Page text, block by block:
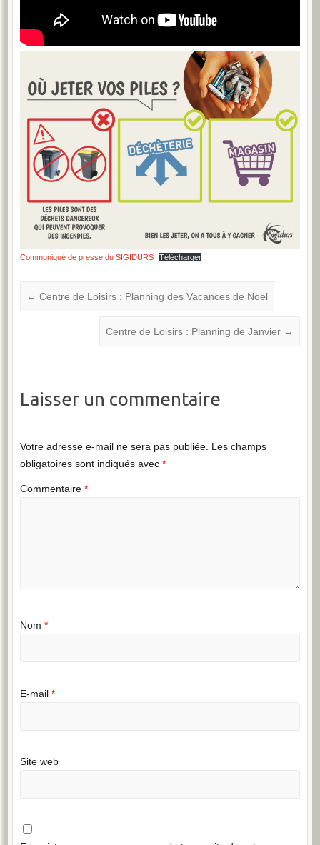
Communiqué de presse du SIGIDURS Télécharger
← Centre de Loisirs : Planning des Vacances de Noël
Centre de Loisirs : Planning de Janvier →
Laisser un commentaire
Votre adresse e-mail ne sera pas publiée. Les champs
obligatoires sont indiqués avec *
Commentaire *
Nom *
E-mail *
Site web